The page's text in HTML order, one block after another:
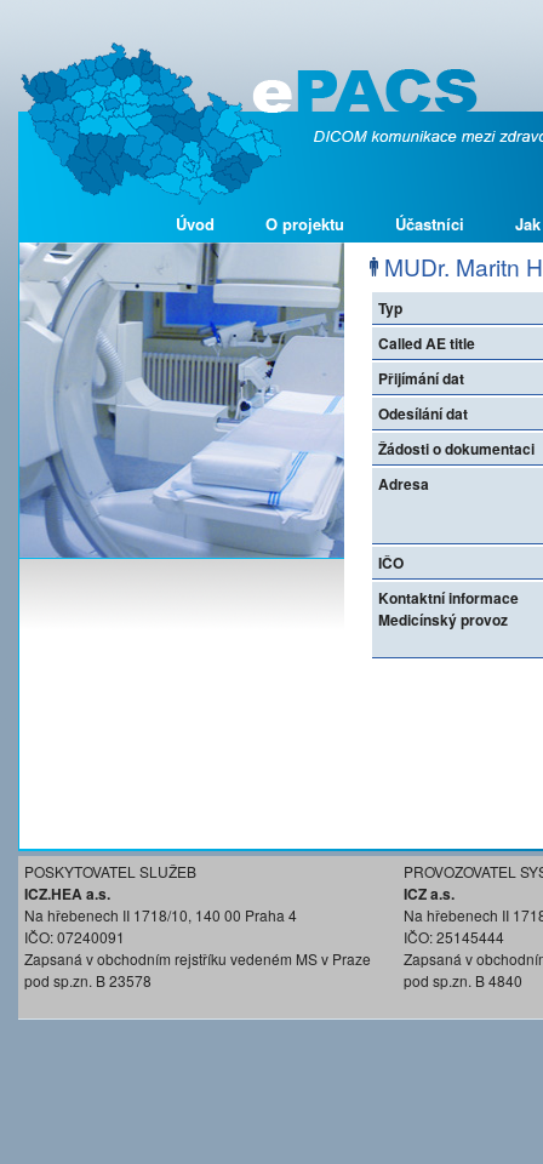
Úvod O projektu Účastníci
MUDr. Maritn
Typ
Called AE title
Přijímání dat
Odesílání dat
Žádosti o dokumentaci
Adresa
IČO
Kontaktní informace
Medicínský provoz
POSKYTOVATEL SLUŽEB
ICZ.HEA a.s.
Na hřebenech II 1718/10, 140 00 Praha 4
IČO: 07240091
Zapsaná v obchodním rejstříku vedeném MS v Praze
pod sp.zn. B 23578
PROVOZOVATEL
ICZ a.s.
Na hřebenech II
IČO: 25145444
Zapsaná v
pod sp.zn. B 4840